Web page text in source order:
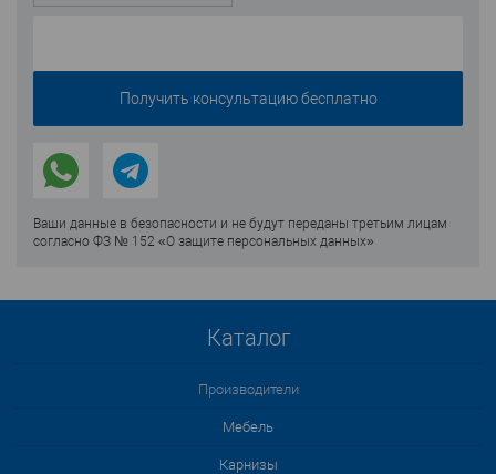
Ваши данные в безопасности и не будут переданы третьим лицам
согласно ФЗ № 152 «О защите персональных данных»
Каталог
Производители
Мебель
Карнизы